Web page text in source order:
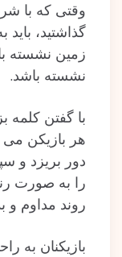
وقتی که با
گذاشتید،
زمین نشسته
نشسته باشد.
با گفتن کلمه
هر بازیکن
دور بریزد و
را به صورت
روند مداوم و
بازیکنان به